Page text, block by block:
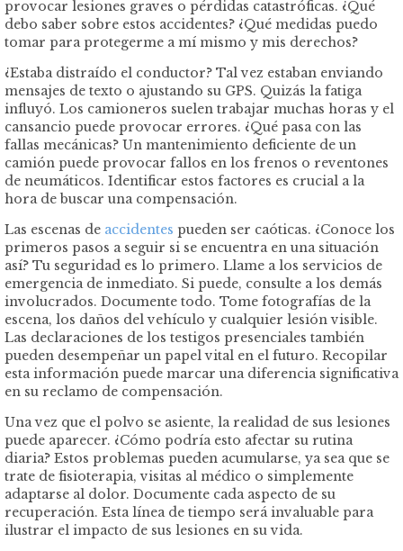
provocar lesiones graves o pérdidas catastróficas. ¿Qué
debo saber sobre estos accidentes? ¿Qué medidas puedo
tomar para protegerme a mí mismo y mis derechos?
¿Estaba distraído el conductor? Tal vez estaban enviando
mensajes de texto o ajustando su GPS. Quizás la fatiga
influyó. Los camioneros suelen trabajar muchas horas y el
cansancio puede provocar errores. ¿Qué pasa con las
fallas mecánicas? Un mantenimiento deficiente de un
camión puede provocar fallos en los frenos o reventones
de neumáticos. Identificar estos factores es crucial a la
hora de buscar una compensación.
Las escenas de accidentes pueden ser caóticas. ¿Conoce los
primeros pasos a seguir si se encuentra en una situación
así? Tu seguridad es lo primero. Llame a los servicios de
emergencia de inmediato. Si puede, consulte a los demás
involucrados. Documente todo. Tome fotografías de la
escena, los daños del vehículo y cualquier lesión visible.
Las declaraciones de los testigos presenciales también
pueden desempeñar un papel vital en el futuro. Recopilar
esta información puede marcar una diferencia significativa
en su reclamo de compensación.
Una vez que el polvo se asiente, la realidad de sus lesiones
puede aparecer. ¿Cómo podría esto afectar su rutina
diaria? Estos problemas pueden acumularse, ya sea que se
trate de fisioterapia, visitas al médico o simplemente
adaptarse al dolor. Documente cada aspecto de su
recuperación. Esta línea de tiempo será invaluable para
ilustrar el impacto de sus lesiones en su vida.